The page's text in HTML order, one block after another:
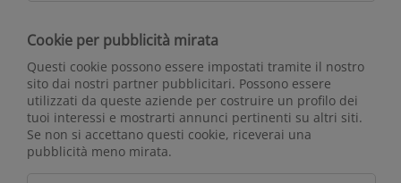
Cookie per pubblicità mirata
Questi cookie possono essere impostati tramite il nostro
sito dai nostri partner pubblicitari. Possono essere
utilizzati da queste aziende per costruire un profilo dei
tuoi interessi e mostrarti annunci pertinenti su altri siti.
Se non si accettano questi cookie, riceverai una
pubblicità meno mirata.